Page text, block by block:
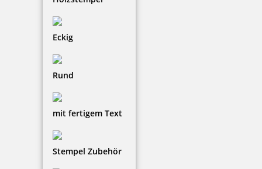
Eckig
Rund
mit fertigem Text
Stempel Zubehör